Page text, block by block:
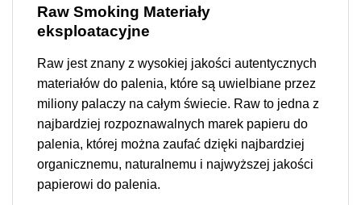
Raw Smoking Materiały
eksploatacyjne
Raw jest znany z wysokiej jakości autentycznych
materiałów do palenia, które są uwielbiane przez
miliony palaczy na całym świecie. Raw to jedna z
najbardziej rozpoznawalnych marek papieru do
palenia, której można zaufać dzięki najbardziej
organicznemu, naturalnemu i najwyższej jakości
papierowi do palenia.